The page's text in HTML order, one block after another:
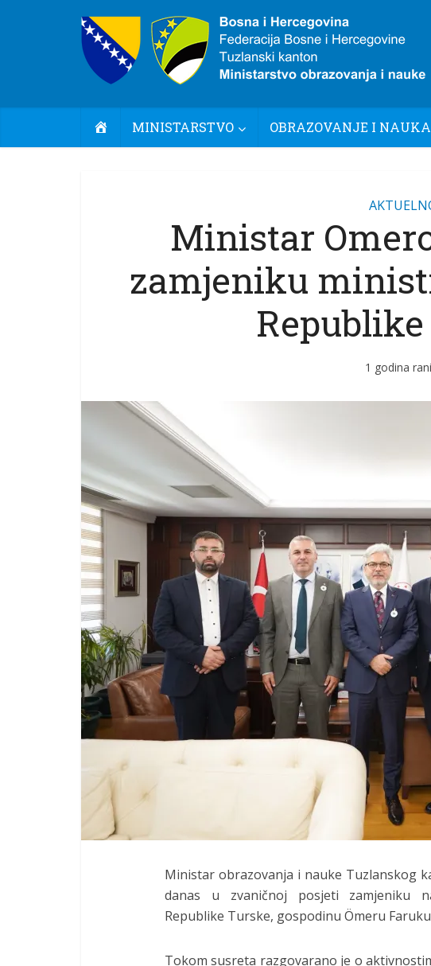
POČETNA
MINISTARSTVO OBRAZOVANJE I NAUKA
Ministar
zamjeniku
1 godina
Ministar obrazovanja i nauke Tuzlanskog
danas u zvaničnoj posjeti zamjeniku
Republike Turske, gospodinu Ömeru
Tokom susreta razgovarano je o